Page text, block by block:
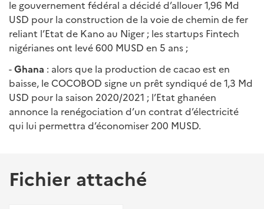
le gouvernement fédéral a décidé d’allouer 1,96 Md
USD pour la construction de la voie de chemin de fer
reliant l’Etat de Kano au Niger ; les startups Fintech
nigérianes ont levé 600 MUSD en 5 ans ;
-Ghana : alors que la production de cacao est en
baisse, le COCOBOD signe un prêt syndiqué de 1,3 Md
USD pour la saison 2020/2021 ; l’Etat ghanéen
annonce la renégociation d’un contrat d’électricité
qui lui permettra d’économiser 200 MUSD.
Fichier attaché